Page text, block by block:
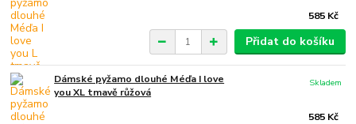
585 Kč
Přidat do košíku
Dámské pyžamo dlouhé Méďa I love
you XL tmavě růžová
585 Kč
Skladem